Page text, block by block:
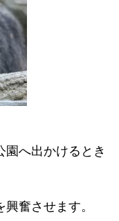
へ出かけるとき
奮させます。